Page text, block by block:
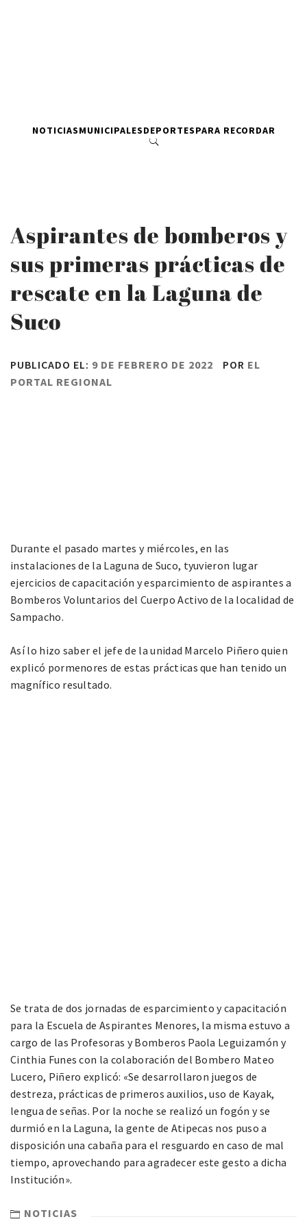
NOTICIASMUNICIPALESDEPORTESPARA RECORDAR
Aspirantes de bomberos y
sus primeras prácticas de
rescate en la Laguna de
Suco
PUBLICADO EL: 9 DE FEBRERO DE 2022 POR EL
PORTAL REGIONAL
Durante el pasado martes y miércoles, en las
instalaciones de la Laguna de Suco, tyuvieron lugar
ejercicios de capacitación y esparcimiento de aspirantes a
Bomberos Voluntarios del Cuerpo Activo de la localidad de
Sampacho.
Así lo hizo saber el jefe de la unidad Marcelo Piñero quien
explicó pormenores de estas prácticas que han tenido un
magnífico resultado.
Se trata de dos jornadas de esparcimiento y capacitación
para la Escuela de Aspirantes Menores, la misma estuvo a
cargo de las Profesoras y Bomberos Paola Leguizamón y
Cinthia Funes con la colaboración del Bombero Mateo
Lucero, Piñero explicó: «Se desarrollaron juegos de
destreza, prácticas de primeros auxilios, uso de Kayak,
lengua de señas. Por la noche se realizó un fogón y se
durmió en la Laguna, la gente de Atipecas nos puso a
disposición una cabaña para el resguardo en caso de mal
tiempo, aprovechando para agradecer este gesto a dicha
Institución».
NOTICIAS